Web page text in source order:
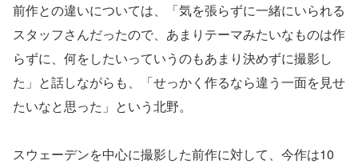
前作との違いについては、「気を張らずに一緒にいられる
スタッフさんだったので、あまりテーマみたいなものは作
らずに、何をしたいっていうのもあまり決めずに撮影し
た」と話しながらも、「せっかく作るなら違う一面を見せ
たいなと思った」という北野。
スウェーデンを中心に撮影した前作に対して、今作は10